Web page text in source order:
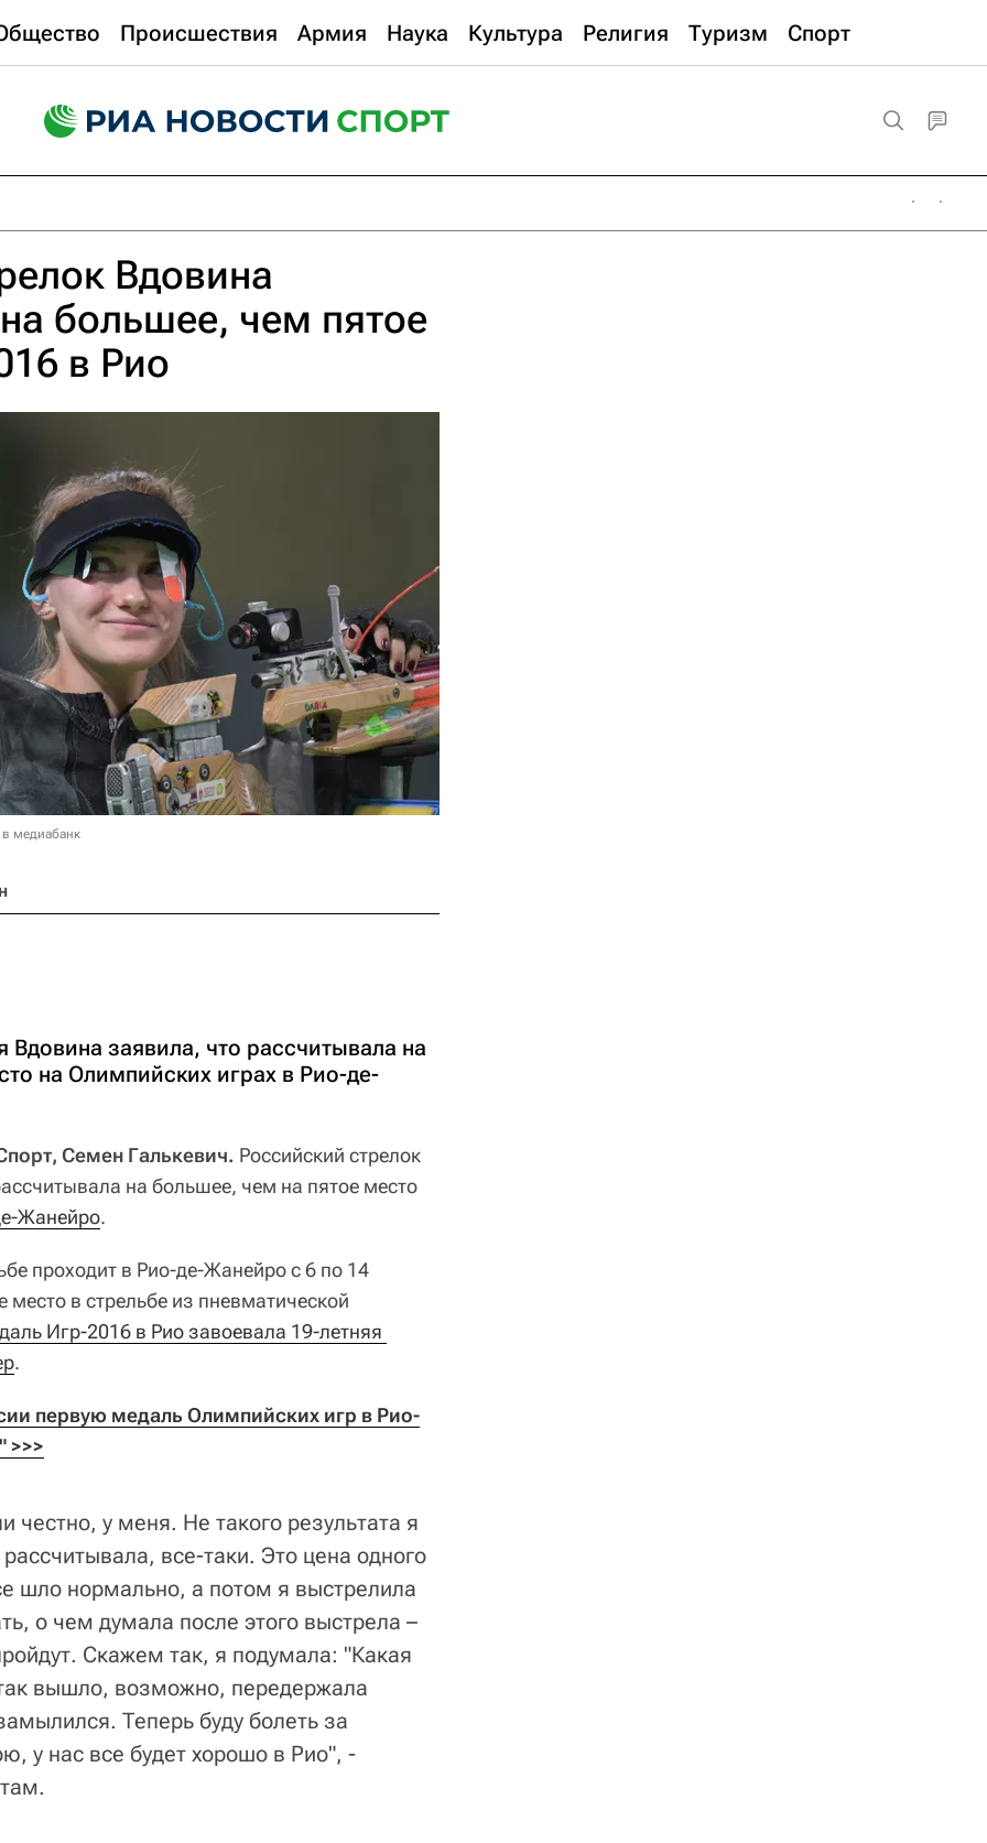
Происшествия Армия Наука Культура Религия Туризм Спорт
Вдовина
большее, чем пятое
в Рио
в медиабанк
Вдовина заявила, что рассчитывала на
на Олимпийских играх в Рио-де-
Семен Галькевич. Российский стрелок
на большее, чем на пятое место
Жанейро.
проходит в Рио-де-Жанейро с 6 по 14
место в стрельбе из пневматической
Игр-2016 в Рио завоевала 19-летняя
.
первую медаль Олимпийских игр в Рио-
>>>
честно, у меня. Не такого результата я
все-таки. Это цена одного
шло нормально, а потом я выстрелила
о чем думала после этого выстрела –
Скажем так, я подумала: "Какая
вышло, возможно, передержала
Теперь буду болеть за
у нас все будет хорошо в Рио", -